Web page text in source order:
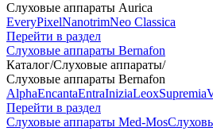
Слуховые аппараты Aurica
EveryPixelNanotrimNeo Classica
Перейти в раздел
Слуховые аппараты Bernafon
Каталог/Слуховые аппараты/
Слуховые аппараты Bernafon
AlphaEncantaEntraIniziaLeoxSupremia
Перейти в раздел
Слуховые аппараты Med-Mos